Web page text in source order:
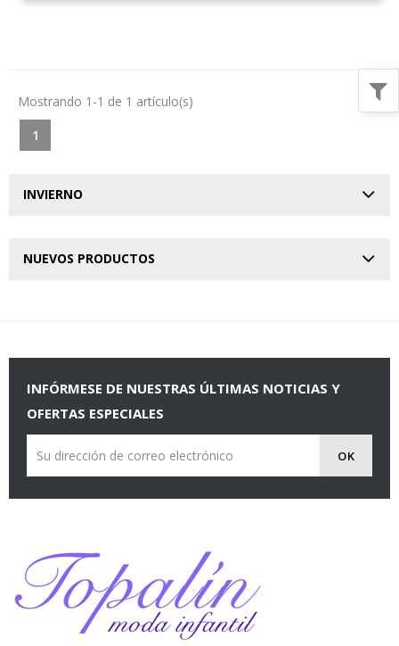
Mostrando 1-1 de 1 artículo(s)
1
INVIERNO
NUEVOS PRODUCTOS
INFÓRMESE DE NUESTRAS ÚLTIMAS NOTICIAS Y
OFERTAS ESPECIALES